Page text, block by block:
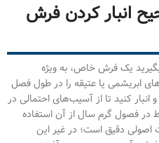
انبار کردن فرش
یک فرش خاص، به ویژه
ابریشمی یا عتیقه را در طول فصل
کنید تا از آسیب‌های احتمالی در
در فصول گرم سال از آن استفاده
اصولی دقیق است؛ در غیر این